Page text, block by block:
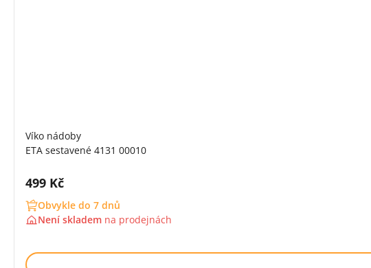
Víko nádoby
ETA sestavené 4131 00010
Cena s DPH:
499 Kč
Obvykle do 7 dnů
Není skladem na prodejnách